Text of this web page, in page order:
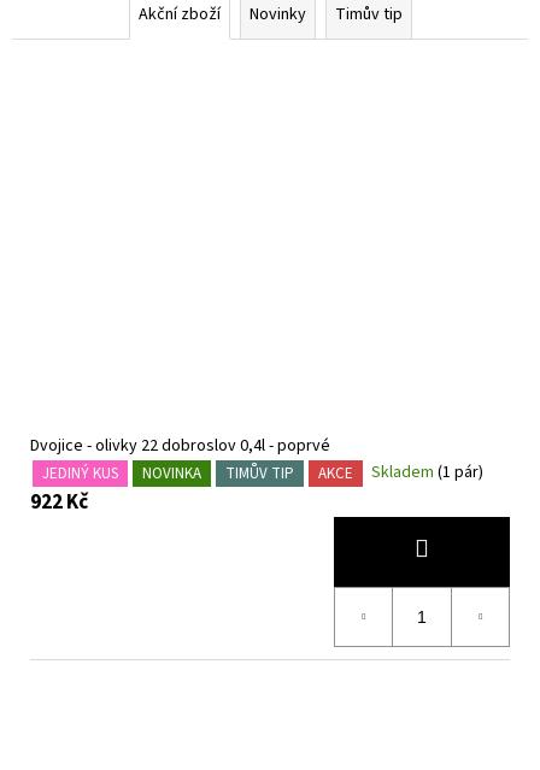
Akční zboží Novinky Timův tip
Dvojice - olivky 22 dobroslov 0,4l - poprvé
JEDINÝ KUS NOVINKA TIMŮV TIP AKCE Skladem (1 pár)
922 Kč